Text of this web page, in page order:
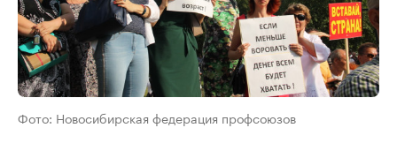
Фото: Новосибирская федерация профсоюзов